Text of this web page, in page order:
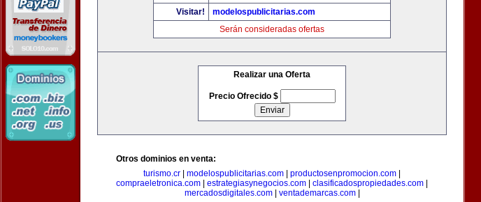
Visitar!
modelospublicitarias.com
Serán consideradas ofertas
Realizar una Oferta
Precio Ofrecido $
Otros dominios en venta:
turismo.cr
modelospublicitarias.com productosenpromocion.com
compraeletronica.com
estrategiasynegocios.com clasificadospropiedades.com
mercadosdigitales.com| ventademarcas.com|